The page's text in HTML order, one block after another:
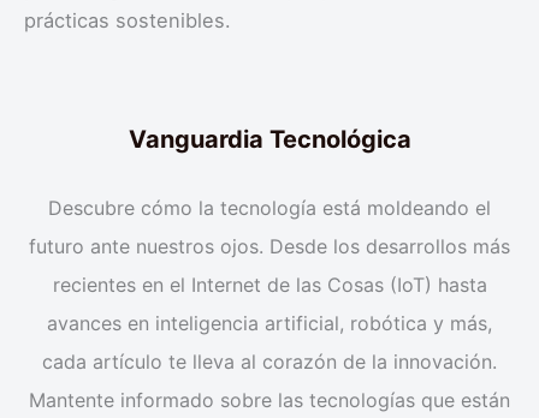
prácticas sostenibles.
Vanguardia Tecnológica
Descubre cómo la tecnología está moldeando el
futuro ante nuestros ojos. Desde los desarrollos más
recientes en el Internet de las Cosas (IoT) hasta
avances en inteligencia artificial, robótica y más,
cada artículo te lleva al corazón de la innovación.
Mantente informado sobre las tecnologías que están